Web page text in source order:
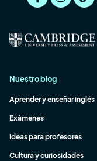
Nuestro blog
Aprender y enseñar inglés
Exámenes
Ideas para profesores
Cultura y curiosidades